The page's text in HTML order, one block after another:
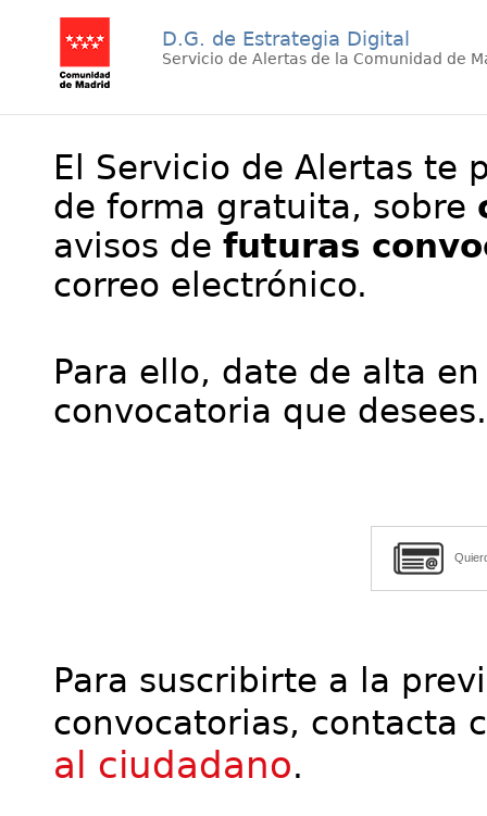
D.G. de Estrategia Digital
Servicio de Alertas de la Comunidad de
El Servicio de Alertas te
de forma gratuita, sobre
avisos de futuras
correo electrónico.
Para ello, date de alta
convocatoria que desees.
Para suscribirte a la
convocatorias, contacta
al ciudadano.